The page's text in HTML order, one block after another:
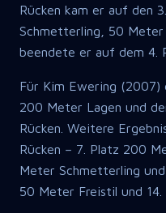
Rücken kam er auf den
Schmetterling, 50
beendete er auf dem 4.
Für Kim Ewering (2007)
200 Meter Lagen und
Rücken. Weitere
Rücken – 7. Platz 200
Meter Schmetterling
50 Meter Freistil und